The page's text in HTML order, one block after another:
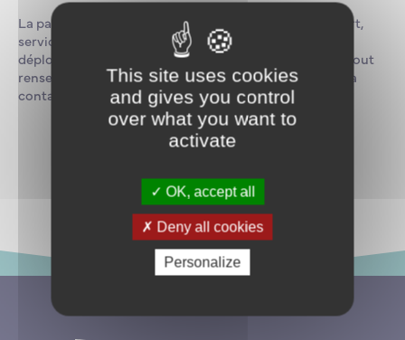
La participation de l’ENSM est pilotée par Lucy Nolbert,
service civique en poste au Havre qui œuvre pour le
déploiement du plan « ENSM écoresponsable ». Pour tout
renseignement supplémentaire sur le sujet, merci de la
contacter à
lucy.nolbert@supmaritime.fr.
Revenir aux actualités
This site uses cookies
and gives you control
over what you want to
activate
OK, accept all
Deny all cookies
Personalize